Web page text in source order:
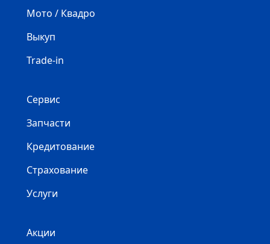
Мото / Квадро
Выкуп
Trade-in
Сервис
Запчасти
Кредитование
Страхование
Услуги
Акции